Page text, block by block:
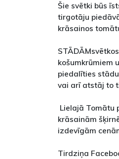
Šie svētki būs
tirgotāju
krāsainos
košumkrūmiem
piedalīties
vai arī atstāj to
Lielajā Tomātu
krāsainām
izdevīgām
Tirdziņa